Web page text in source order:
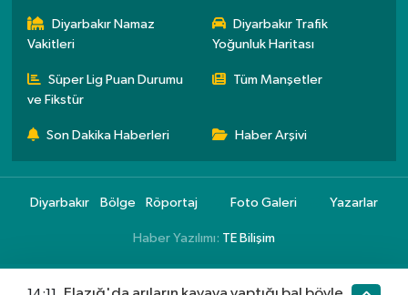
Diyarbakır Namaz
Vakitleri
Diyarbakır Trafik
Yoğunluk Haritası
Süper Lig Puan Durumu
ve Fikstür
Tüm Manşetler
Son Dakika Haberleri Haber Arşivi
Diyarbakır Bölge Röportaj Foto Galeri Yazarlar
Haber Yazılımı: TE Bilişim